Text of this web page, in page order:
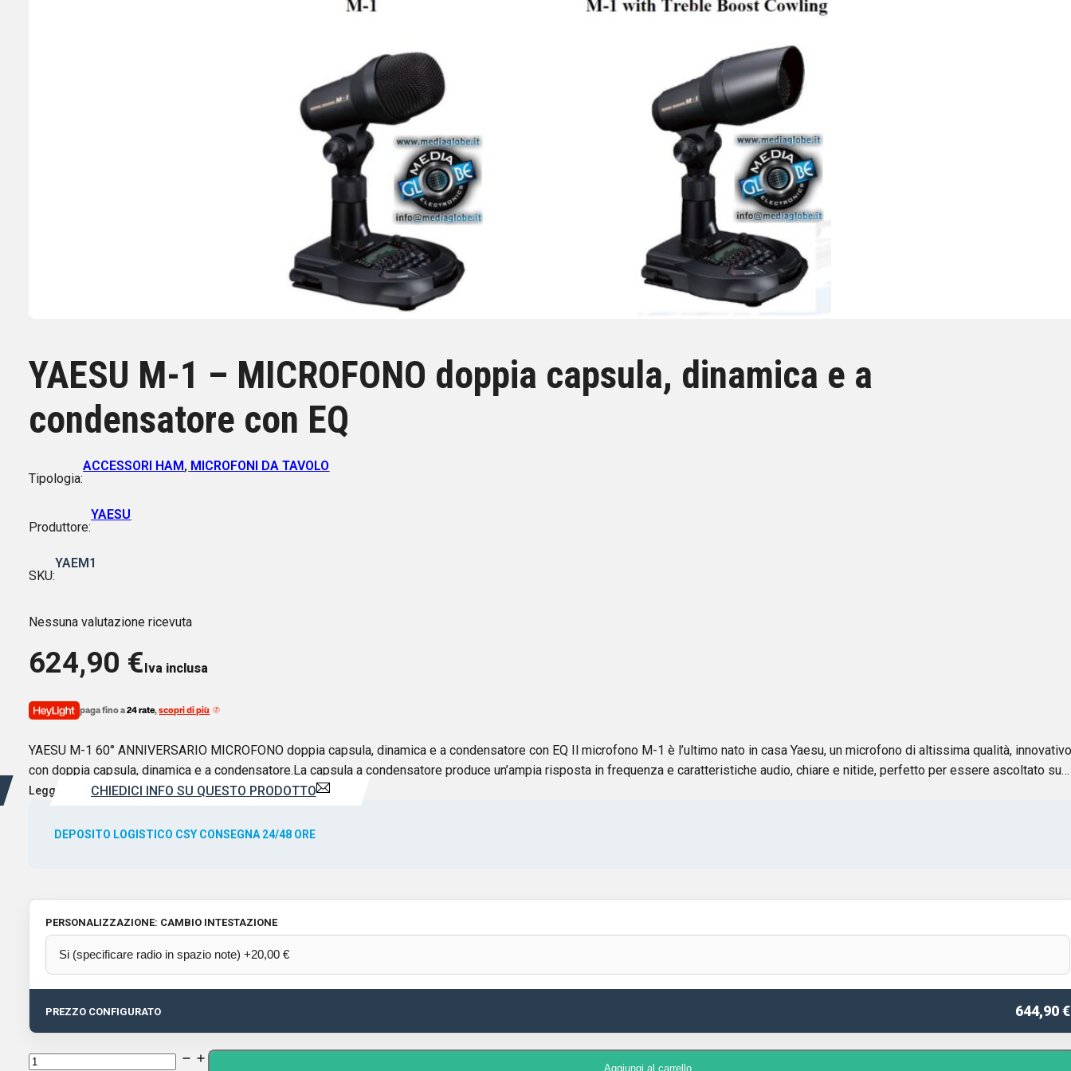
YAESU M-1 – MICROFONO doppia capsula, dinamica e a
condensatore con EQ
Tipologia:
ACCESSORI HAM, MICROFONI DA TAVOLO
Produttore:
YAESU
SKU:
YAEM1
Nessuna valutazione ricevuta
624,90 €Iva inclusa
paga fino a24 rate,scopri di più
YAESU M-1 60° ANNIVERSARIO MICROFONO doppia capsula, dinamica e a condensatore con EQ Il microfono M-1 è l’ultimo nato in casa Yaesu, un microfono di altissima qualità,
con doppia capsula, dinamica e a condensatore.La capsula a condensatore produce un’ampia risposta in frequenza e caratteristiche audio, chiare e nitide, perfetto per essere ascoltato su…
Leggi di più CHIEDICI INFO SU QUESTO PRODOTTO
DEPOSITO LOGISTICO CSY CONSEGNA 24/48 ORE
PERSONALIZZAZIONE: CAMBIO INTESTAZIONE
PREZZO CONFIGURATO 644,90 €
YAESU
Aggiungi al carrello